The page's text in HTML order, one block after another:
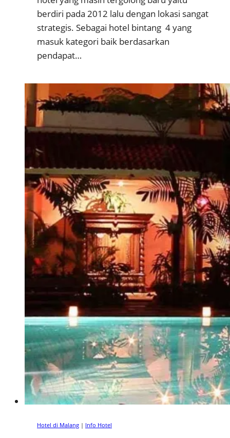
berdiri pada 2012 lalu dengan lokasi sangat
strategis. Sebagai hotel bintang 4 yang
masuk kategori baik berdasarkan
pendapat…
Hotel di Malang | Info Hotel